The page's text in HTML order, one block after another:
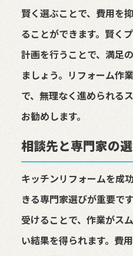
賢く選ぶことで、費用を
ることができます。賢く
計画を行うことで、満足
ましょう。リフォーム作
で、無理なく進められる
お勧めします。
相談先と専門家の
キッチンリフォームを成
きる専門家選びが重要で
受けることで、作業がス
い結果を得られます。費